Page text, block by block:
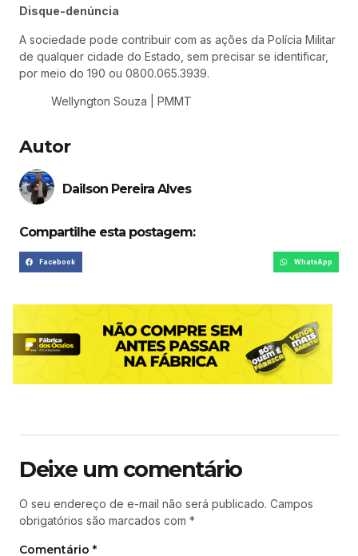
Disque-denúncia
A sociedade pode contribuir com as ações da Polícia Militar
de qualquer cidade do Estado, sem precisar se identificar,
por meio do 190 ou 0800.065.3939.
Wellyngton Souza | PMMT
Autor
Dailson Pereira Alves
Compartilhe esta postagem:
Facebook WhatsApp
Deixe um comentário
O seu endereço de e-mail não será publicado. Campos
obrigatórios são marcados com *
Comentário *